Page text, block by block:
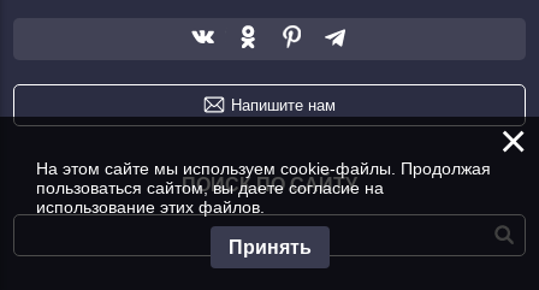
Напишите нам
ПОИСК ПО САЙТУ
×
На этом сайте мы используем cookie-файлы. Продолжая
пользоваться сайтом, вы даете согласие на
использование этих файлов.
Принять